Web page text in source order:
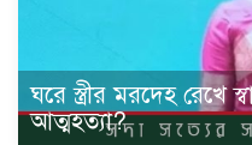
ঘরে স্ত্রীর মরদেহ রেখে
আত্মহত্যা?